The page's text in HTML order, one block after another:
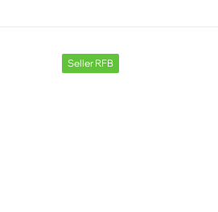
Seller RFB